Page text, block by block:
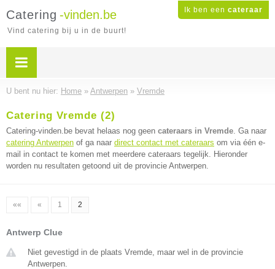
Ik ben een cateraar
Catering -vinden.be
Vind catering bij u in de buurt!
U bent nu hier: Home » Antwerpen » Vremde
Catering Vremde (2)
Catering-vinden.be bevat helaas nog geen cateraars in Vremde. Ga naar
catering Antwerpen of ga naar direct contact met cateraars om via één e-
mail in contact te komen met meerdere cateraars tegelijk. Hieronder
worden nu resultaten getoond uit de provincie Antwerpen.
«« « 1 2
Antwerp Clue
Niet gevestigd in de plaats Vremde, maar wel in de provincie
Antwerpen.